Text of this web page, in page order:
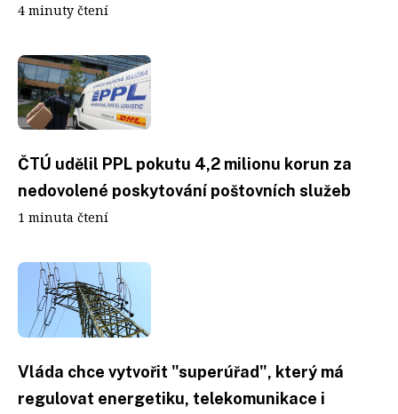
4 minuty čtení
ČTÚ udělil PPL pokutu 4,2 milionu korun za
nedovolené poskytování poštovních služeb
1 minuta čtení
Vláda chce vytvořit "superúřad", který má
regulovat energetiku, telekomunikace i